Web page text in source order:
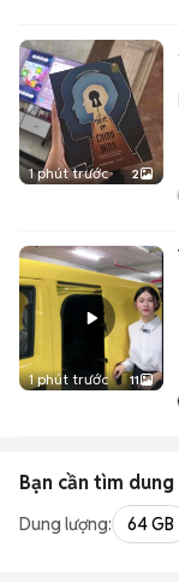
1 phút trước 2
1 phút trước 11
Bạn cần tìm dung
Dung lượng: 64 GB